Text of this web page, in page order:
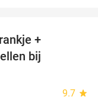
+
bij
9.7 star